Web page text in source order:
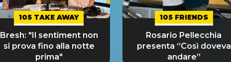
105 TAKE AWAY
Bresh: "Il sentiment non
si prova fino alla notte
prima"
105 FRIENDS
Rosario Pellecchia
presenta “Così doveva
andare”